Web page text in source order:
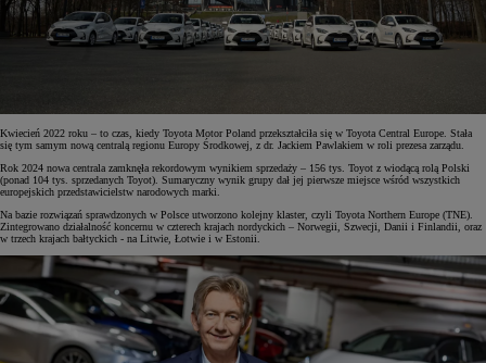
Kwiecień 2022 roku – to czas, kiedy Toyota Motor Poland przekształciła się w Toyota Central Europe. Stała
się tym samym nową centralą regionu Europy Środkowej, z dr. Jackiem Pawlakiem w roli prezesa zarządu.
Rok 2024 nowa centrala zamknęła rekordowym wynikiem sprzedaży – 156 tys. Toyot z wiodącą rolą Polski
(ponad 104 tys. sprzedanych Toyot). Sumaryczny wynik grupy dał jej pierwsze miejsce wśród wszystkich
europejskich przedstawicielstw narodowych marki.
Na bazie rozwiązań sprawdzonych w Polsce utworzono kolejny klaster, czyli Toyota Northern Europe (TNE).
Zintegrowano działalność koncernu w czterech krajach nordyckich – Norwegii, Szwecji, Danii i Finlandii, oraz
w trzech krajach bałtyckich - na Litwie, Łotwie i w Estonii.